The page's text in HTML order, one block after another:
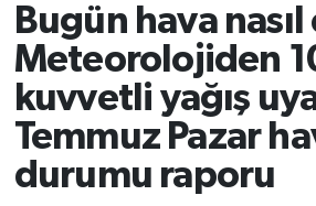
Bugün hava
Meteorolojiden
kuvvetli yağış
Temmuz Pazar
durumu raporu
Magazin
Siyaset
Spor
Trafik Durumu
Süper Lig Puan Durumu ve
Tüm Manşetler